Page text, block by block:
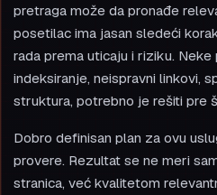
pretraga može da pronađe
posetilac ima jasan sledeći
rada prema uticaju i riziku.
indeksiranje, neispravni linkovi,
struktura, potrebno je rešiti pre
Dobro definisan plan za ovu
provere. Rezultat se ne meri
stranica, već kvalitetom